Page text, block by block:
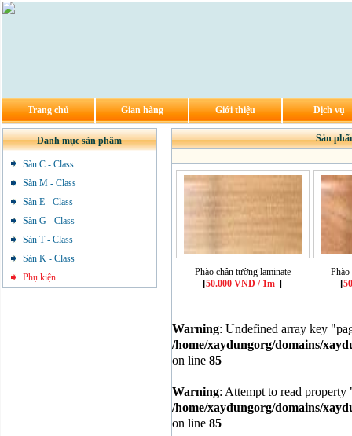
Trang chủ Gian hàng Giới thiệu Dịch vụ
Danh mục sản phẩm
Sàn C - Class
Sàn M - Class
Sàn E - Class
Sàn G - Class
Sàn T - Class
Sàn K - Class
Phụ kiện
Sản
Phào chân tường laminate
[50.000 VND / 1m ]
Phào
[
Warning: Undefined array key
/home/xaydungorg/domains/
on line 85
Warning: Attempt to read
/home/xaydungorg/domains/
on line 85